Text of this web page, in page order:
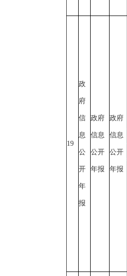
19
政
府
信
息
公
开
年
报
政府
信息
公开
年报
政府
信息
公开
年报